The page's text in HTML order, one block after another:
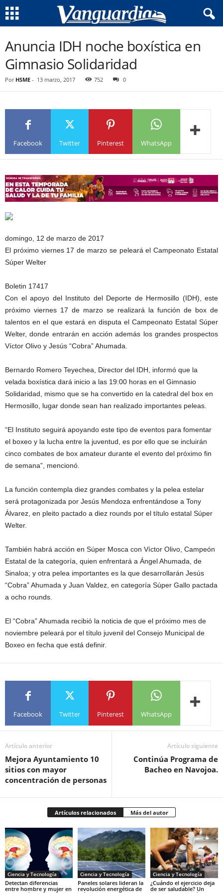
Anuncia IDH noche boxística en
Gimnasio Solidaridad
Por HSME - 13 marzo, 2017 752 0
Facebook Twitter Pinterest WhatsApp
domingo, 12 de marzo de 2017
El próximo viernes 17 de marzo se peleará el Campeonato Estatal
Súper Welter
Boletin 17417
Con el apoyo del Instituto del Deporte de Hermosillo (IDH), este
próximo viernes 17 de marzo se realizará la función de box de
talentos en el que estará en disputa el Campeonato Estatal Súper
Welter, donde entrarán en acción además los grandes prospectos
Víctor Olivo y Jesús “Cobra” Ahumada.
Bernardo Romero Teyechea, Director del IDH, informó que la
velada boxística dará inicio a las 19:00 horas en el Gimnasio
Solidaridad, mismo que se ha convertido en la catedral del box en
Hermosillo, lugar donde sean han realizado importantes peleas.
“El Instituto seguirá apoyando este tipo de eventos para fomentar
el boxeo y la lucha entre la juventud, es por ello que se incluirán
cinco combates de box amateur durante el evento del próximo fin
de semana”, mencionó.
La función contempla diez grandes combates y la pelea estelar
será protagonizada por Jesús Mendoza enfrentándose a Tony
Álvarez, en pleito pactado a diez rounds por el título estatal Súper
Welter.
También habrá acción en Súper Mosca con Víctor Olivo, Campeón
Estatal de la categoría, quien enfrentará a Ángel Ahumada, de
Sinaloa; y otra pelea importantes es la que desarrollarán Jesús
“Cobra” Ahumada y Juan Valdez, en categoría Súper Gallo pactada
a ocho rounds.
El “Cobra” Ahumada recibió la noticia de que el próximo mes de
noviembre peleará por el título juvenil del Consejo Municipal de
Boxeo en fecha que está definir.
Facebook Twitter Pinterest WhatsApp
Artículo anterior
Mejora Ayuntamiento 10
sitios con mayor
concentración de personas
Artículo siguiente
Continúa Programa de
Bacheo en Navojoa.
Artículos relacionados Más del autor
Ciencia y Tecnología
Detectan diferencias
entre hombre y mujer en
Ciencia y Tecnología
Paneles solares lideran la
revolución energética de
Ciencia y Tecnología
¿Cuándo el ejercicio deja
de ser saludable? Un